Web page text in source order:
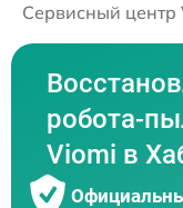
Сервисный центр
робота-
Viomi в